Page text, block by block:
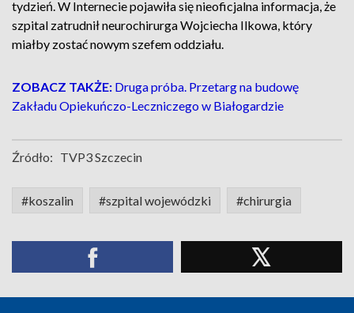
tydzień. W Internecie pojawiła się nieoficjalna informacja, że
szpital zatrudnił neurochirurga Wojciecha Ilkowa, który
miałby zostać nowym szefem oddziału.
ZOBACZ TAKŻE: Druga próba. Przetarg na budowę
Zakładu Opiekuńczo-Leczniczego w Białogardzie
Źródło: TVP3 Szczecin
#koszalin #szpital wojewódzki #chirurgia